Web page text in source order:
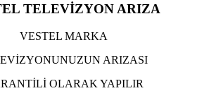
TELEVİZYON ARIZA
VESTEL MARKA
ARIZASI
OLARAK YAPILIR